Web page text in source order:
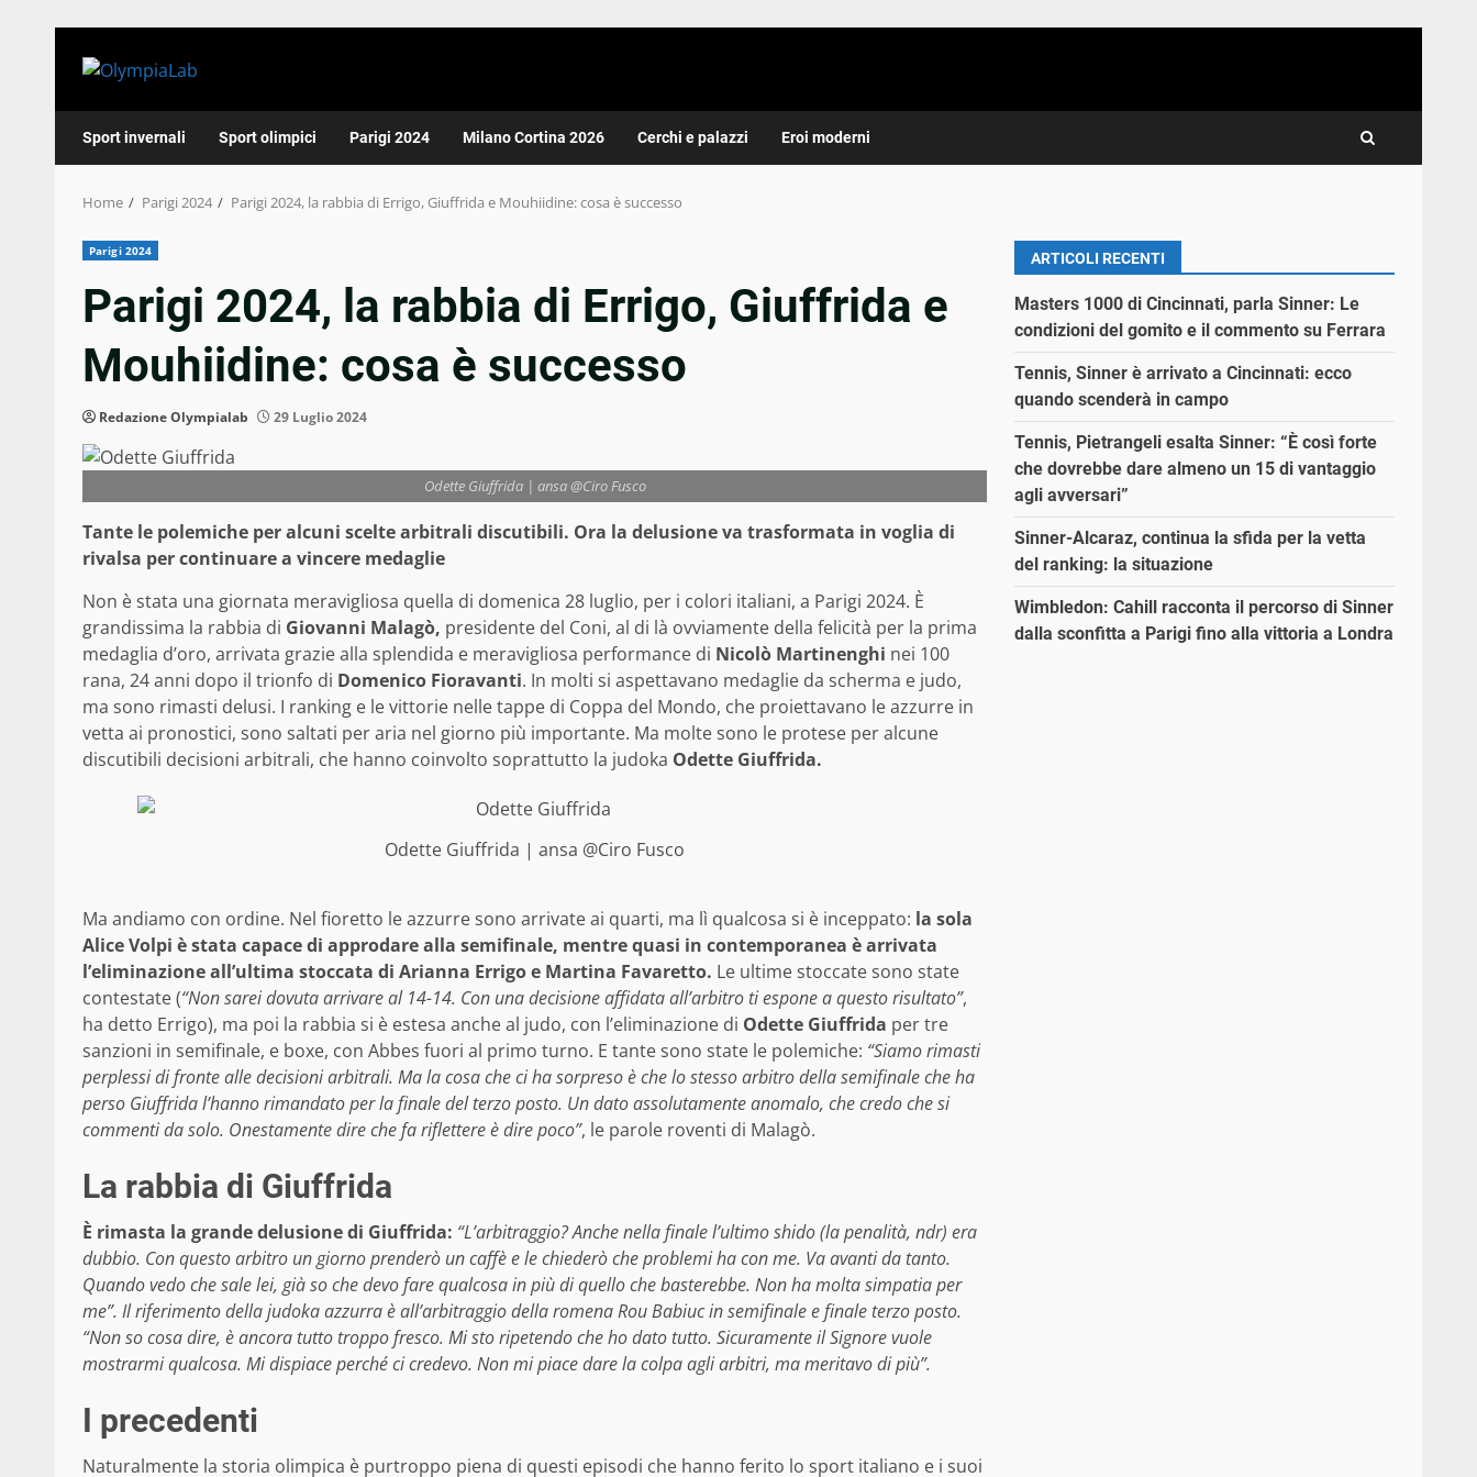
Sport invernali Sport olimpici Parigi 2024 Milano Cortina 2026 Cerchi e palazzi Eroi moderni
Home Parigi 2024 Parigi 2024, la rabbia di Errigo, Giuffrida e Mouhiidine: cosa è successo
Parigi 2024
Parigi 2024, la rabbia di Errigo, Giuffrida e
Mouhiidine: cosa è successo
Redazione Olympialab 29 Luglio 2024
Odette Giuffrida | ansa @Ciro Fusco
Tante le polemiche per alcuni scelte arbitrali discutibili. Ora la delusione va trasformata in voglia di
rivalsa per continuare a vincere medaglie
Non è stata una giornata meravigliosa quella di domenica 28 luglio, per i colori italiani, a Parigi 2024. È
grandissima la rabbia di Giovanni Malagò, presidente del Coni, al di là ovviamente della felicità per la prima
medaglia d’oro, arrivata grazie alla splendida e meravigliosa performance di Nicolò Martinenghi nei 100
rana, 24 anni dopo il trionfo di Domenico Fioravanti. In molti si aspettavano medaglie da scherma e judo,
ma sono rimasti delusi. I ranking e le vittorie nelle tappe di Coppa del Mondo, che proiettavano le azzurre in
vetta ai pronostici, sono saltati per aria nel giorno più importante. Ma molte sono le protese per alcune
discutibili decisioni arbitrali, che hanno coinvolto soprattutto la judoka Odette Giuffrida.
Odette Giuffrida | ansa @Ciro Fusco
Ma andiamo con ordine. Nel fioretto le azzurre sono arrivate ai quarti, ma lì qualcosa si è inceppato: la sola
Alice Volpi è stata capace di approdare alla semifinale, mentre quasi in contemporanea è arrivata
l’eliminazione all’ultima stoccata di Arianna Errigo e Martina Favaretto. Le ultime stoccate sono state
contestate (“Non sarei dovuta arrivare al 14-14. Con una decisione affidata all’arbitro ti espone a questo risultato”,
ha detto Errigo), ma poi la rabbia si è estesa anche al judo, con l’eliminazione di Odette Giuffrida per tre
sanzioni in semifinale, e boxe, con Abbes fuori al primo turno. E tante sono state le polemiche: “Siamo rimasti
perplessi di fronte alle decisioni arbitrali. Ma la cosa che ci ha sorpreso è che lo stesso arbitro della semifinale che ha
perso Giuffrida l’hanno rimandato per la finale del terzo posto. Un dato assolutamente anomalo, che credo che si
commenti da solo. Onestamente dire che fa riflettere è dire poco”, le parole roventi di Malagò.
La rabbia di Giuffrida
È rimasta la grande delusione di Giuffrida: “L’arbitraggio? Anche nella finale l’ultimo shido (la penalità, ndr) era
dubbio. Con questo arbitro un giorno prenderò un caffè e le chiederò che problemi ha con me. Va avanti da tanto.
Quando vedo che sale lei, già so che devo fare qualcosa in più di quello che basterebbe. Non ha molta simpatia per
me”. Il riferimento della judoka azzurra è all’arbitraggio della romena Rou Babiuc in semifinale e finale terzo posto.
“Non so cosa dire, è ancora tutto troppo fresco. Mi sto ripetendo che ho dato tutto. Sicuramente il Signore vuole
mostrarmi qualcosa. Mi dispiace perché ci credevo. Non mi piace dare la colpa agli arbitri, ma meritavo di più”.
I precedenti
Naturalmente la storia olimpica è purtroppo piena di questi episodi che hanno ferito lo sport italiano e i suoi
ARTICOLI RECENTI
Masters 1000 di Cincinnati, parla Sinner: Le
condizioni del gomito e il commento su Ferrara
Tennis, Sinner è arrivato a Cincinnati: ecco
quando scenderà in campo
Tennis, Pietrangeli esalta Sinner: “È così forte
che dovrebbe dare almeno un 15 di vantaggio
agli avversari”
Sinner-Alcaraz, continua la sfida per la vetta
del ranking: la situazione
Wimbledon: Cahill racconta il percorso di Sinner
dalla sconfitta a Parigi fino alla vittoria a Londra